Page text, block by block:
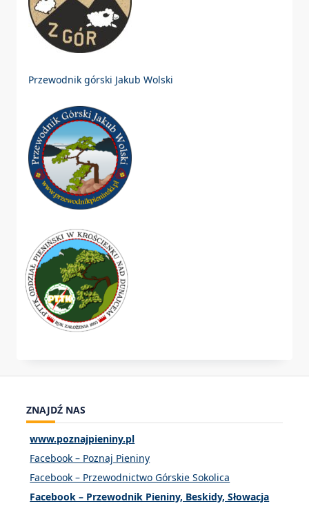
Przewodnik górski Jakub Wolski
ZNAJDŹ NAS
www.poznajpieniny.pl
Facebook – Poznaj Pieniny
Facebook – Przewodnictwo Górskie Sokolica
Facebook – Przewodnik Pieniny, Beskidy, Słowacja